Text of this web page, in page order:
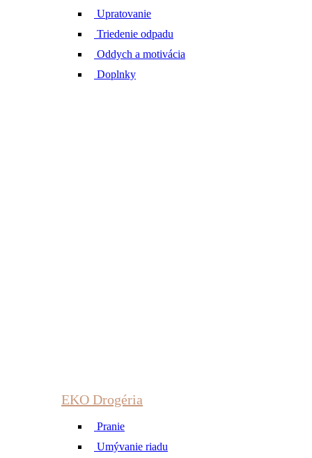
Upratovanie
Triedenie odpadu
Oddych a motivácia
Doplnky
EKO Drogéria
Pranie
Umývanie riadu